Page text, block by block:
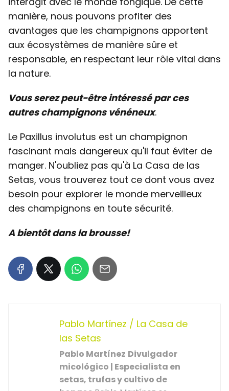
manière, nous pouvons profiter des
avantages que les champignons apportent
aux écosystèmes de manière sûre et
responsable, en respectant leur rôle vital dans
la nature.
Vous serez peut-être intéressé par ces
autres champignons vénéneux.
Le Paxillus involutus est un champignon
fascinant mais dangereux qu'il faut éviter de
manger. N'oubliez pas qu'à La Casa de las
Setas, vous trouverez tout ce dont vous avez
besoin pour explorer le monde merveilleux
des champignons en toute sécurité.
A bientôt dans la brousse!
Pablo Martínez / La Casa de
las Setas
Pablo Martínez Divulgador
micológico | Especialista en
setas, trufas y cultivo de